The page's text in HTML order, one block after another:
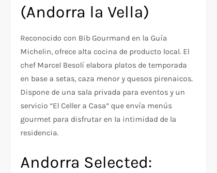
(Andorra la Vella)
Reconocido con Bib Gourmand en la Guía
Michelin, ofrece alta cocina de producto local. El
chef Marcel Besolí elabora platos de temporada
en base a setas, caza menor y quesos pirenaicos.
Dispone de una sala privada para eventos y un
servicio “El Celler a Casa” que envía menús
gourmet para disfrutar en la intimidad de la
residencia.
Andorra Selected: